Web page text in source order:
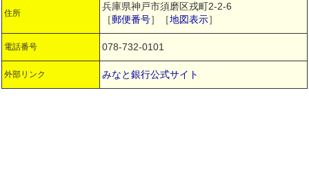
住所
兵庫県神戸市須磨区戎町2-2-6
［郵便番号］［地図表示］
電話番号 078-732-0101
外部リンク みなと銀行公式サイト